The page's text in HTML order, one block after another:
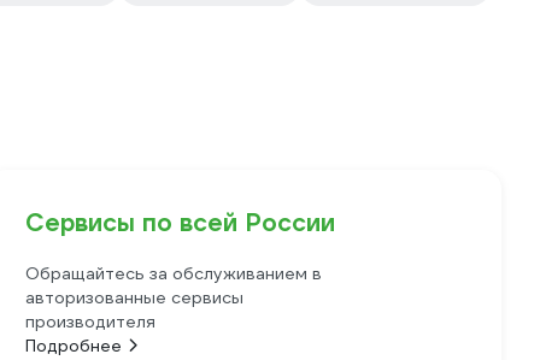
Сервисы по всей России
Обращайтесь за обслуживанием в
авторизованные сервисы
производителя
Подробнее